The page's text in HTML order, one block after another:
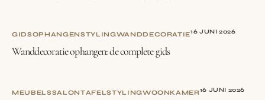
GIDSOPHANGENSTYLINGWANDDECORATIE16 JUNI 2026
Wanddecoratie ophangen: de complete gids
MEUBELSSALONTAFELSTYLINGWOONKAMER16 JUNI 2026